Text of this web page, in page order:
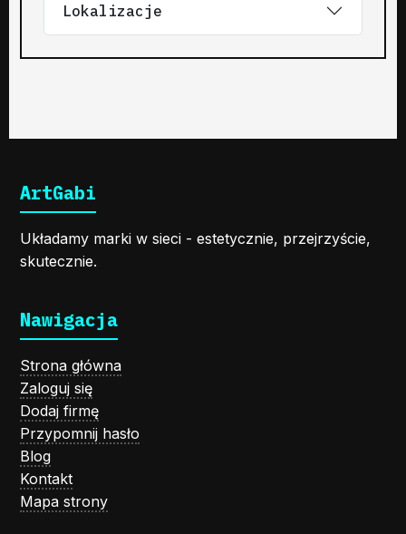
Lokalizacje
ArtGabi
Układamy marki w sieci - estetycznie, przejrzyście,
skutecznie.
Nawigacja
Strona główna
Zaloguj się
Dodaj firmę
Przypomnij hasło
Blog
Kontakt
Mapa strony